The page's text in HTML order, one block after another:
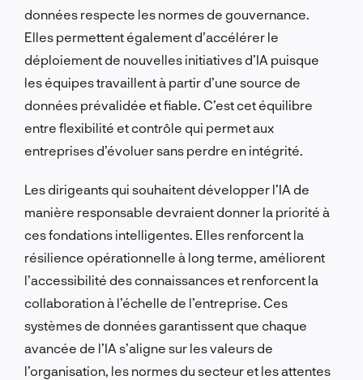
données respecte les normes de gouvernance.
Elles permettent également d’accélérer le
déploiement de nouvelles initiatives d’IA puisque
les équipes travaillent à partir d’une source de
données prévalidée et fiable. C’est cet équilibre
entre flexibilité et contrôle qui permet aux
entreprises d’évoluer sans perdre en intégrité.
Les dirigeants qui souhaitent développer l’IA de
manière responsable devraient donner la priorité à
ces fondations intelligentes. Elles renforcent la
résilience opérationnelle à long terme, améliorent
l’accessibilité des connaissances et renforcent la
collaboration à l’échelle de l’entreprise. Ces
systèmes de données garantissent que chaque
avancée de l’IA s’aligne sur les valeurs de
l’organisation, les normes du secteur et les attentes